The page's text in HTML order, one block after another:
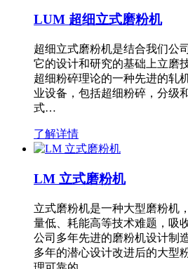
LUM 超细立式磨粉机
超细立式磨粉机是结合我们公
它的设计和研究的基础上立磨
超细粉碎理论的一种先进的轧
业设备，包括超细粉碎，分级
式…
了解详情
LM 立式磨粉机
立式磨粉机是一种大型磨粉机
量低、耗能高等技术难题，吸
公司多年先进的磨粉机设计制
多年的潜心设计改进后的大型